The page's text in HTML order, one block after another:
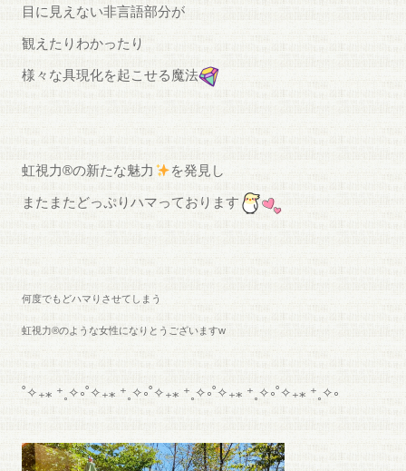
目に見えない非言語部分が
観えたりわかったり
様々な具現化を起こせる魔法
虹視力®︎の新たな魅力 を発見し
またまたどっぷりハマっております
何度でもどハマりさせてしまう
虹視力®︎のような女性になりとうございますw
˚✧₊⁎ ⁺˳✧༚˚✧₊⁎ ⁺˳✧༚˚✧₊⁎ ⁺˳✧༚˚✧₊⁎ ⁺˳✧༚˚✧₊⁎ ⁺˳✧༚